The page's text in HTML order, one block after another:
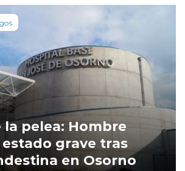
pelea: Hombre
grave tras
en Osorno